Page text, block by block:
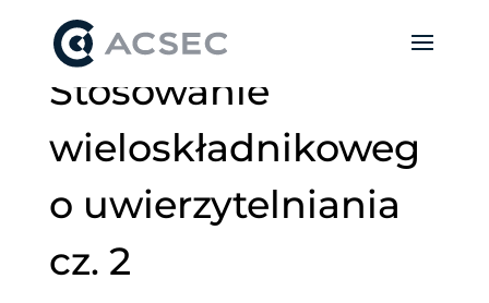
Stosowanie
wieloskładnikoweg
o uwierzytelniania
cz. 2